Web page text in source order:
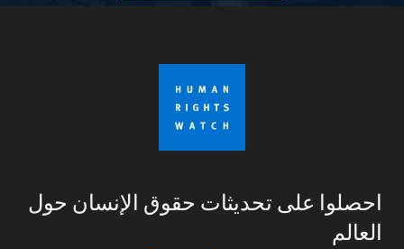
احصلوا على تحديثات حقوق الإنسان حول
العالم